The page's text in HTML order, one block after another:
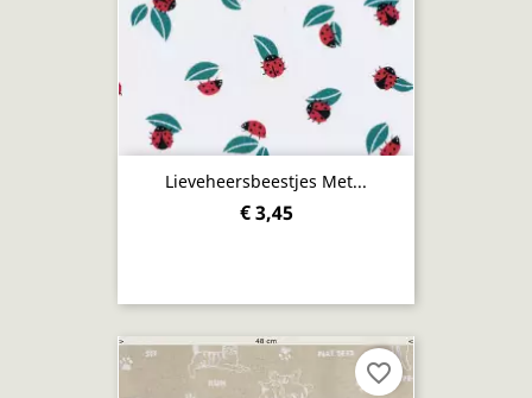
Lieveheersbeestjes Met...
€ 3,45
favorite_border